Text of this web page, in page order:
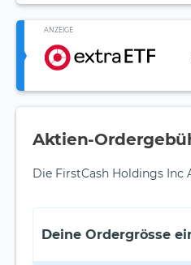
ANZEIGE
Aktien-
Die FirstCash Holdings
Deine Ordergrösse